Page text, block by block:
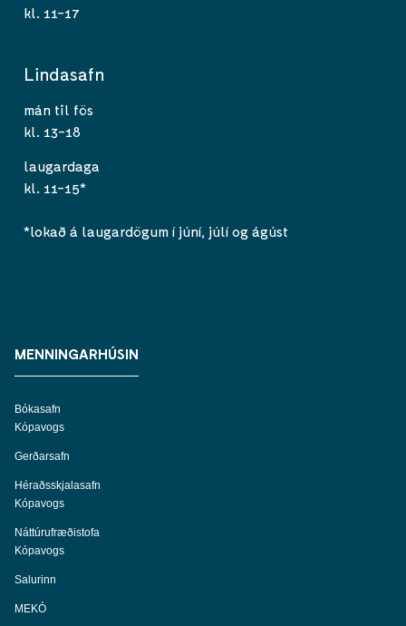
kl. 11-17
Lindasafn
mán til fös
kl. 13-18
laugardaga
kl. 11-15*
*lokað á laugardögum í júní, júlí og ágúst
MENNINGARHÚSIN
Bókasafn
Kópavogs
Gerðarsafn
Héraðsskjalasafn
Kópavogs
Náttúrufræðistofa
Kópavogs
Salurinn
MEKÓ